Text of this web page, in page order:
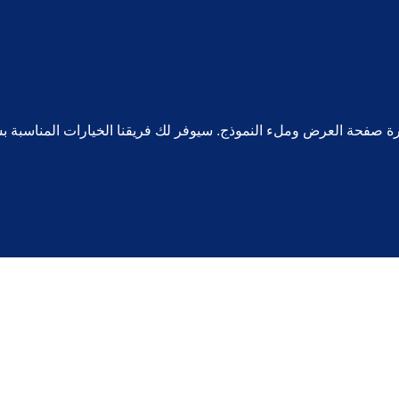
صفحة العرض وملء النموذج. سيوفر لك فريقنا الخيارات المناسبة